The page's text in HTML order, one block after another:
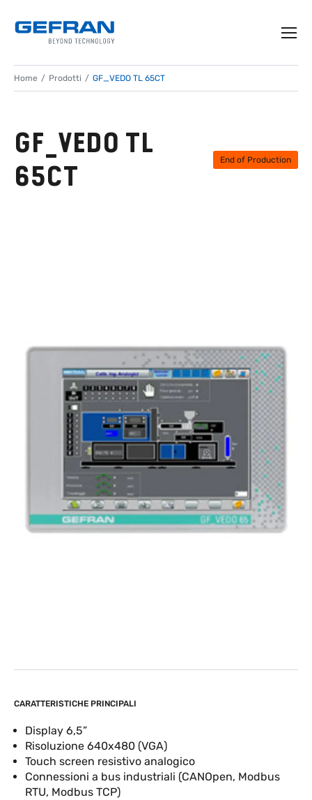
Home Prodotti GF_VEDO TL 65CT
GF_VEDO TL
65CT
End of Production
CARATTERISTICHE PRINCIPALI
Display 6,5”
Risoluzione 640x480 (VGA)
Touch screen resistivo analogico
Connessioni a bus industriali (CANOpen, Modbus
RTU, Modbus TCP)